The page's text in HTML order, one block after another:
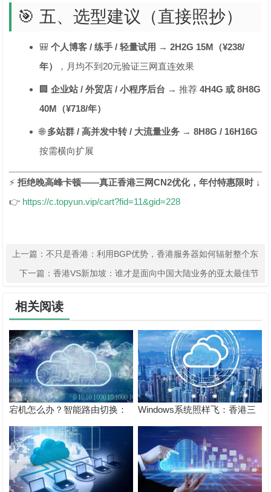
🎯 五、选型建议（直接照抄）
🎒个人博客 / 练手 / 轻量试用 →2H2G 15M（¥238/
年）
，月均不到20元验证三网直连效果
🏢企业站 / 外贸店 / 小程序后台 → 推荐4H4G 或 8H8G
40M（¥718/年）
🌐多站群 / 高并发中转 / 大流量业务 →8H8G / 16H16G
按需横向扩展
⚡拒绝晚高峰卡顿——真正香港三网CN2优化，年付特惠限时 ↓
👉 https://c.topyun.vip/cart?fid=11&gid=228
上一篇：不只是香港：利用BGP优势，香港服务器如何辐射整个东
南亚市场？
下一篇： 香港VS新加坡：谁才是面向中国大陆业务的亚太最佳节
相关阅读
宕机怎么办？智能路由切换：
香港BGP三网优化服务器的灾
难恢复机制
Windows系统照样飞：香港三
网直连服务器远程桌面操作0延